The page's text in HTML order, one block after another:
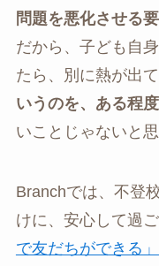
問題を悪化させる
だから、子ども自
たら、別に熱が出
いうのを、ある程
いことじゃないと思
Branchでは、不登
けに、安心して過
で友だちができる